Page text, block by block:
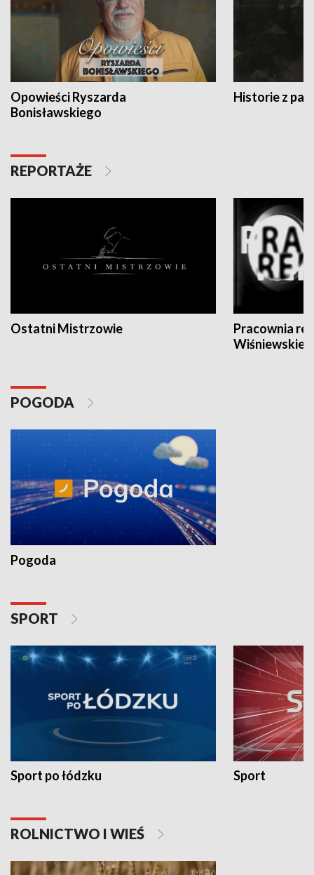
Opowieści Ryszarda
Bonisławskiego
Historie z
REPORTAŻE
Ostatni Mistrzowie
Pracownia
POGODA
Pogoda
SPORT
Sport po łódzku Sport
ROLNICTWO I WIEŚ